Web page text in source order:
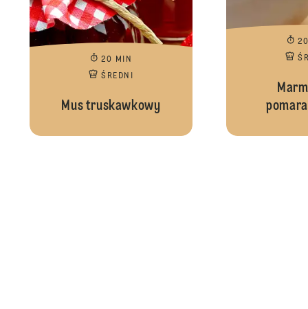
20 MIN
ŚREDNI
Mus truskawkowy